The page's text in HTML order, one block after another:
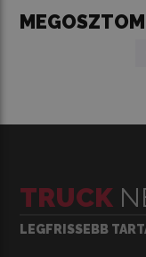
TRUCK
LEGFRISSEBB